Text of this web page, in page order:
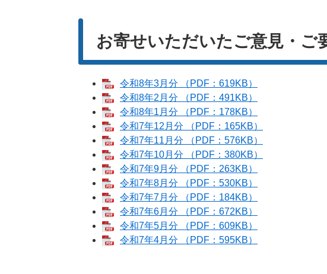
お寄せいただいたご意見・ご
令和8年3月分 （PDF：619KB）
令和8年2月分 （PDF：491KB）
令和8年1月分 （PDF：178KB）
令和7年12月分 （PDF：165KB）
令和7年11月分 （PDF：576KB）
令和7年10月分 （PDF：380KB）
令和7年9月分 （PDF：263KB）
令和7年8月分 （PDF：530KB）
令和7年7月分 （PDF：184KB）
令和7年6月分 （PDF：672KB）
令和7年5月分 （PDF：609KB）
令和7年4月分 （PDF：595KB）